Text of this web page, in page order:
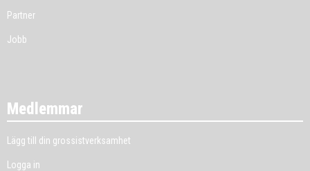
Partner
Jobb
Medlemmar
Lägg till din grossistverksamhet
Logga in